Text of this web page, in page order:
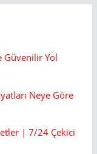
Güvenilir Yol
Neye Göre
| 7/24 Çekici